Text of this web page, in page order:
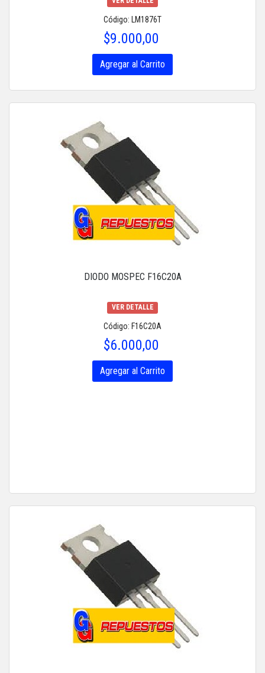
Código: LM1876T
$9.000,00
Agregar al Carrito
DIODO MOSPEC F16C20A
VER DETALLE
Código: F16C20A
$6.000,00
Agregar al Carrito